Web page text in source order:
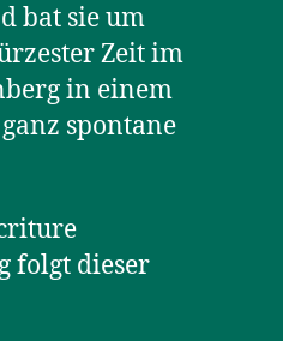
bat sie um
Zeit im
in einem
spontane
folgt dieser